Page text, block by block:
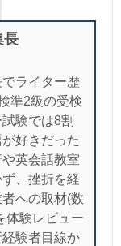
長
ライター歴
準2級の受検
験では8割
好きだった
英会話教室
、挫折を経
への取材(数
体験レビュー
験者目線か